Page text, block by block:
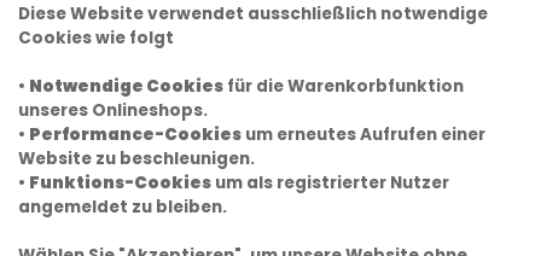
Diese Website verwendet ausschließlich notwendige
Cookies wie folgt
• Notwendige Cookies für die Warenkorbfunktion
unseres Onlineshops.
• Performance-Cookies um erneutes Aufrufen einer
Website zu beschleunigen.
• Funktions-Cookies um als registrierter Nutzer
angemeldet zu bleiben.